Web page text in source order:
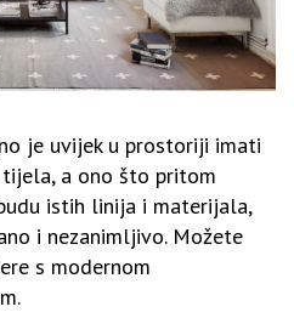
je uvijek u prostoriji imati
a ono što pritom
istih linija i materijala,
i nezanimljivo. Možete
s modernom